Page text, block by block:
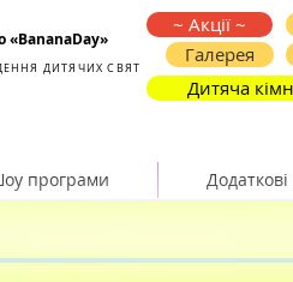
«BananaDay»
ДИТЯЧИХ СВЯТ
~ Акції ~
Галерея
Дитяча
програми